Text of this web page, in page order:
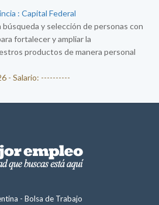
: Capital Federal
y selección de personas con
fortalecer y ampliar la
productos de manera personal
- Salario: ----------
- Bolsa de Trabajo